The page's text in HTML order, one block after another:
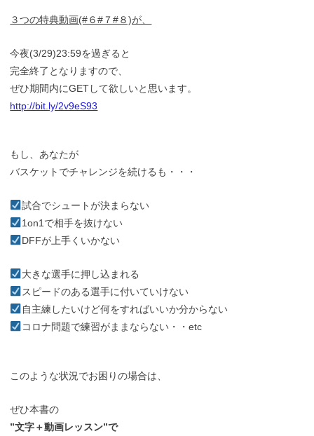
３つの特典動画(#６#７#８)が、
今夜(3/29)23:59を過ぎると
完全終了となりますので、
ぜひ期間内にGETして欲しいと思います。
http://bit.ly/2v9eS93
もし、あなたが
バスケットでチャレンジを続けるも・・・
試合でシュートが決まらない
1on1で相手を抜けない
DFFが上手くいかない
大きな選手に押し込まれる
スピードのある選手に付いていけない
自主練したいけど何をすればいいか分からない
コロナ問題で練習がままならない・・etc
このような状況でお困りの場合は、
ぜひ本書の
”文字＋動画レッスン”で